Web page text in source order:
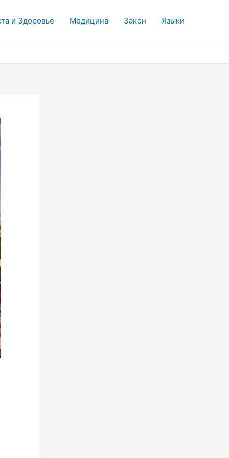
и Здоровье Медицина Закон Языки